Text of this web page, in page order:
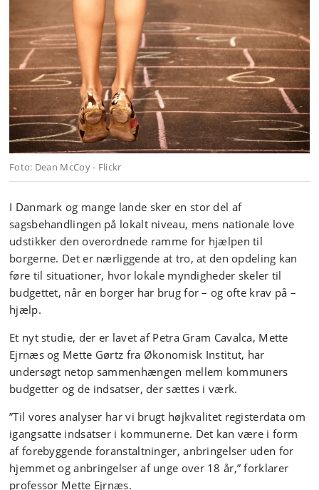
Foto: Dean McCoy - Flickr
I Danmark og mange lande sker en stor del af
sagsbehandlingen på lokalt niveau, mens nationale love
udstikker den overordnede ramme for hjælpen til
borgerne. Det er nærliggende at tro, at den opdeling kan
føre til situationer, hvor lokale myndigheder skeler til
budgettet, når en borger har brug for – og ofte krav på –
hjælp.
Et nyt studie, der er lavet af Petra Gram Cavalca, Mette
Ejrnæs og Mette Gørtz fra Økonomisk Institut, har
undersøgt netop sammenhængen mellem kommuners
budgetter og de indsatser, der sættes i værk.
”Til vores analyser har vi brugt højkvalitet registerdata om
igangsatte indsatser i kommunerne. Det kan være i form
af forebyggende foranstaltninger, anbringelser uden for
hjemmet og anbringelser af unge over 18 år,” forklarer
professor Mette Ejrnæs.